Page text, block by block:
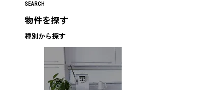
SEARCH
物件を探す
種別から探す